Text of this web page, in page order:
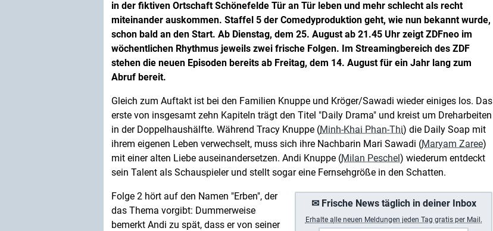
in der fiktiven Ortschaft Schönefelde Tür an Tür leben und mehr schlecht als recht
miteinander auskommen. Staffel 5 der Comedyproduktion geht, wie nun bekannt wurde,
schon bald an den Start. Ab Dienstag, dem 25. August ab 21.45 Uhr zeigt ZDFneo im
wöchentlichen Rhythmus jeweils zwei frische Folgen. Im Streamingbereich des ZDF
stehen die neuen Episoden bereits ab Freitag, dem 14. August für ein Jahr lang zum
Abruf bereit.
Gleich zum Auftakt ist bei den Familien Knuppe und Kröger/Sawadi wieder einiges los. Das
erste von insgesamt zehn Kapiteln trägt den Titel "Daily Drama" und kreist um Dreharbeiten
in der Doppelhaushälfte. Während Tracy Knuppe (Minh-Khai Phan-Thi) die Daily Soap mit
ihrem eigenen Leben verwechselt, muss sich ihre Nachbarin Mari Sawadi (Maryam Zaree)
mit einer alten Liebe auseinandersetzen. Andi Knuppe (Milan Peschel) wiederum entdeckt
sein Talent als Schauspieler und stellt sogar eine Fernsehgröße in den Schatten.
✉ Frische News täglich in deiner Inbox
Erhalte a lle neuen Meldungen jeden Tag gratis per Mail.
Folge 2 hört auf den Namen "Erben", der
das Thema vorgibt: Dummerweise
bemerkt Andi zu spät, dass er von seiner